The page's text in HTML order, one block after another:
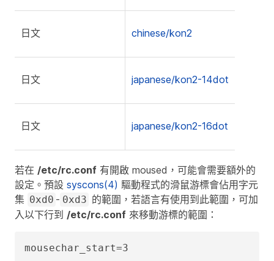
日文 chinese/kon2
日文 japanese/kon2-14dot
日文 japanese/kon2-16dot
若在 /etc/rc.conf 有開啟 moused，可能會需要額外的
設定。預設 syscons(4) 驅動程式的滑鼠游標會佔用字元
集 0xd0 - 0xd3 的範圍，若語言有使用到此範圍，可加
入以下行到 /etc/rc.conf 來移動游標的範圍：
mousechar_start=3